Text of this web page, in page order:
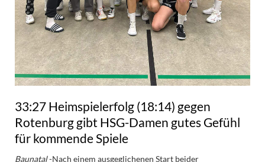
33:27 Heimspielerfolg (18:14) gegen
Rotenburg gibt HSG-Damen gutes Gefühl
für kommende Spiele
Baunatal-Nach einem ausgeglichenen Start beider